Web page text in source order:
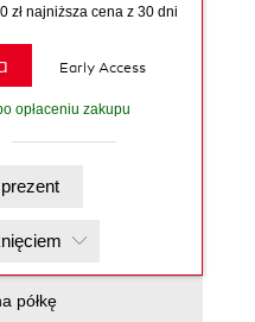
zł najniższa cena z 30 dni
Early Access
opłaceniu zakupu
Kup na prezent
półkę